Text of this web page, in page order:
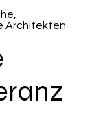
Architekten